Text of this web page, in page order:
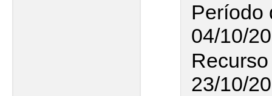
Período
04/10/
23/10/